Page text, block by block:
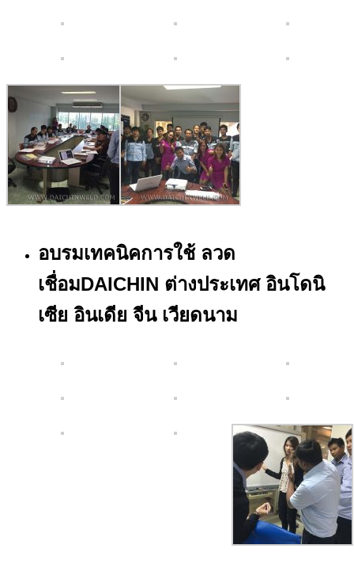
อบรมเทคนิคการใช้ ลวด
เชื่อมDAICHIN ต่างประเทศ อินโดนิ
เซีย อินเดีย จีน เวียดนาม